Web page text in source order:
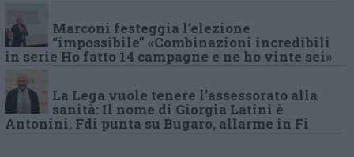
Marconi festeggia l’elezione
“impossibile” «Combinazioni incredibili
in serie Ho fatto 14 campagne e ne ho vinte sei»
La Lega vuole tenere l’assessorato alla
sanità: Il nome di Giorgia Latini è
Antonini. Fdi punta su Bugaro, allarme in Fi